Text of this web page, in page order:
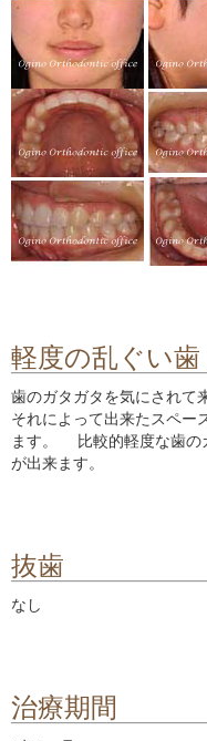
軽度の乱ぐい
歯のガタガタを気にされて
それによって出来たスペー
ます。 比較的軽度な歯の
が出来ます。
抜歯
なし
治療期間
矯正治療のリスクや